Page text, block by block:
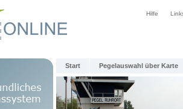
Hilfe
Start Pegelauswahl über Karte